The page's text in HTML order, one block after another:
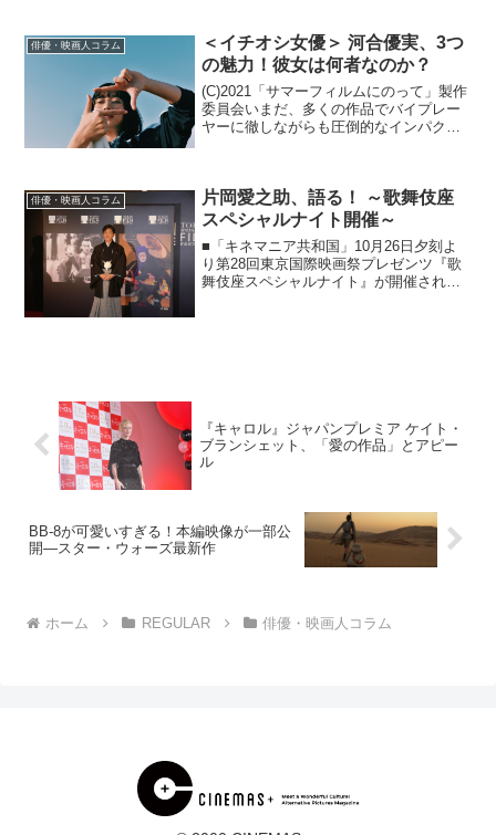
俳優・映画人コラム
＜イチオシ女優＞ 河合優実、3つ
の魅力！彼女は何者なのか？
(C)2021「サマーフィルムにのって」製作
委員会いまだ、多くの作品でバイプレー
ヤーに徹しながらも圧倒的なインパクト
揃う秀作の数々...
俳優・映画人コラム
片岡愛之助、語る！ ～歌舞伎座
スペシャルナイト開催～
■「キネマニア共和国」10月26日夕刻よ
り第28回東京国際映画祭プレゼンツ『歌
舞伎座スペシャルナイト』が開催され
『キャロル』ジャパンプレミア ケイト・
ブランシェット、「愛の作品」とアピー
ル
BB-8が可愛いすぎる！本編映像が一部公
開―スター・ウォーズ最新作
ホーム REGULAR 俳優・映画人コラム